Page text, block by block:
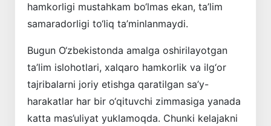
hamkorligi mustahkam bo‘lmas ekan, ta’lim
samaradorligi to‘liq ta’minlanmaydi.
Bugun O‘zbekistonda amalga oshirilayotgan
ta’lim islohotlari, xalqaro hamkorlik va ilg‘or
tajribalarni joriy etishga qaratilgan sa’y-
harakatlar har bir o‘qituvchi zimmasiga yanada
katta mas’uliyat yuklamoqda. Chunki kelajakni